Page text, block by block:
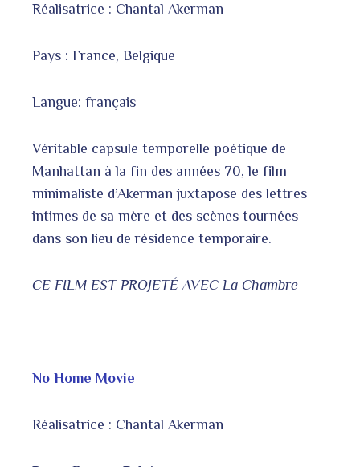
Réalisatrice : Chantal Akerman
Pays : France, Belgique
Langue: français
Véritable capsule temporelle poétique de
Manhattan à la fin des années 70, le film
minimaliste d’Akerman juxtapose des lettres
intimes de sa mère et des scènes tournées
dans son lieu de résidence temporaire.
CE FILM EST PROJETÉ AVEC La Chambre
No Home Movie
Réalisatrice : Chantal Akerman